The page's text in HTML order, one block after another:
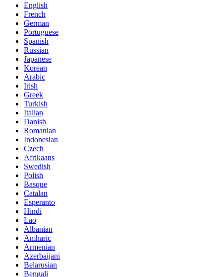
English
French
German
Portuguese
Spanish
Russian
Japanese
Korean
Arabic
Irish
Greek
Turkish
Italian
Danish
Romanian
Indonesian
Czech
Afrikaans
Swedish
Polish
Basque
Catalan
Esperanto
Hindi
Lao
Albanian
Amharic
Armenian
Azerbaijani
Belarusian
Bengali